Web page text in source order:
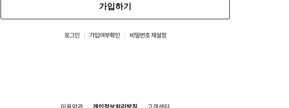
가입하기
로그인 가입여부확인 비밀번호 재설정